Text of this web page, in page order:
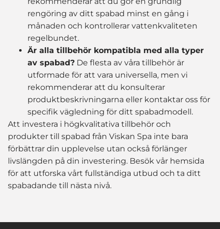
rengöring av ditt spabad minst en gång i
månaden och kontrollerar vattenkvaliteten
regelbundet.
Är alla tillbehör kompatibla med alla typer
av spabad? De flesta av våra tillbehör är
utformade för att vara universella, men vi
rekommenderar att du konsulterar
produktbeskrivningarna eller kontaktar oss för
specifik vägledning för ditt spabadmodell.
Att investera i högkvalitativa tillbehör och
produkter till spabad från Viskan Spa inte bara
förbättrar din upplevelse utan också förlänger
livslängden på din investering. Besök vår hemsida
för att utforska vårt fullständiga utbud och ta ditt
spabadande till nästa nivå.